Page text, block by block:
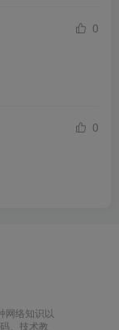
0
0
网络知识以
、技术教